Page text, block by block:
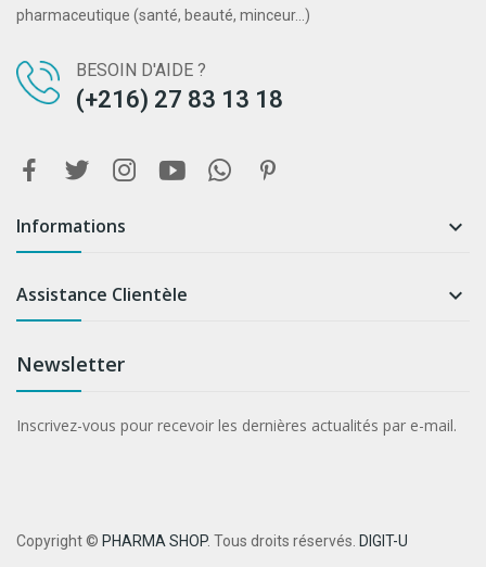
pharmaceutique (santé, beauté, minceur...)
BESOIN D'AIDE ?
(+216) 27 83 13 18
Informations 
Assistance Clientèle 
Newsletter
Inscrivez-vous pour recevoir les dernières actualités par e-mail.
Copyright © PHARMA SHOP. Tous droits réservés. DIGIT-U